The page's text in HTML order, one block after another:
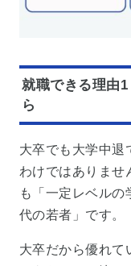
就職できる理由
ら
大卒でも大学中退
わけではありませ
も「一定レベル
代の若者」です。
大卒だから優れて